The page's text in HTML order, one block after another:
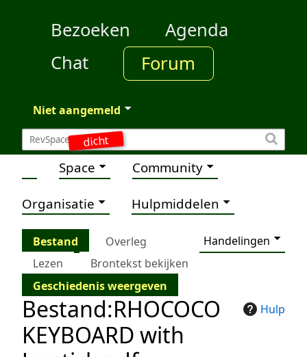
dicht
Bezoeken
Agenda
Chat
Forum
Niet aangemeld
Space Community
Organisatie Hulpmiddelen
Bestand Overleg
Handelingen
Lezen
Brontekst bekijken
Geschiedenis weergeven
Hulp
Bestand:RHOCOCO
KEYBOARD with